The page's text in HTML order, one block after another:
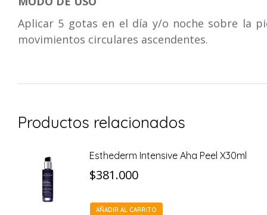
Aplicar 5 gotas en el día y/o noche sobre la
movimientos circulares ascendentes.
Productos relacionados
Esthederm Intensive Aha Peel X30ml
$381.000
AÑADIR AL CARRITO